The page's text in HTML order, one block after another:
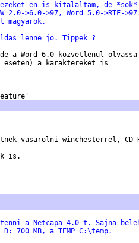
en is kitalaltam, de *sok*
2.0->6.0->97, Word 5.0->RTF-
magyarok.
lenne jo. Tippek ?
a Word 6.0 kozvetlenul
eseten) a karaktereket is
vasarolni winchesterrel, CD-
is.
a Netcapa 4.0-t. Sajna
700 MB, a TEMP=C:\temp.